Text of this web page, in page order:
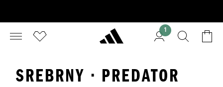
1
SREBRNY · PREDATOR